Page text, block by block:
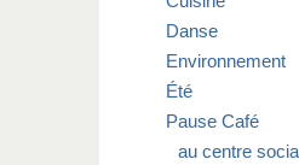
Danse
Environnement
Été
Pause Café
au centre